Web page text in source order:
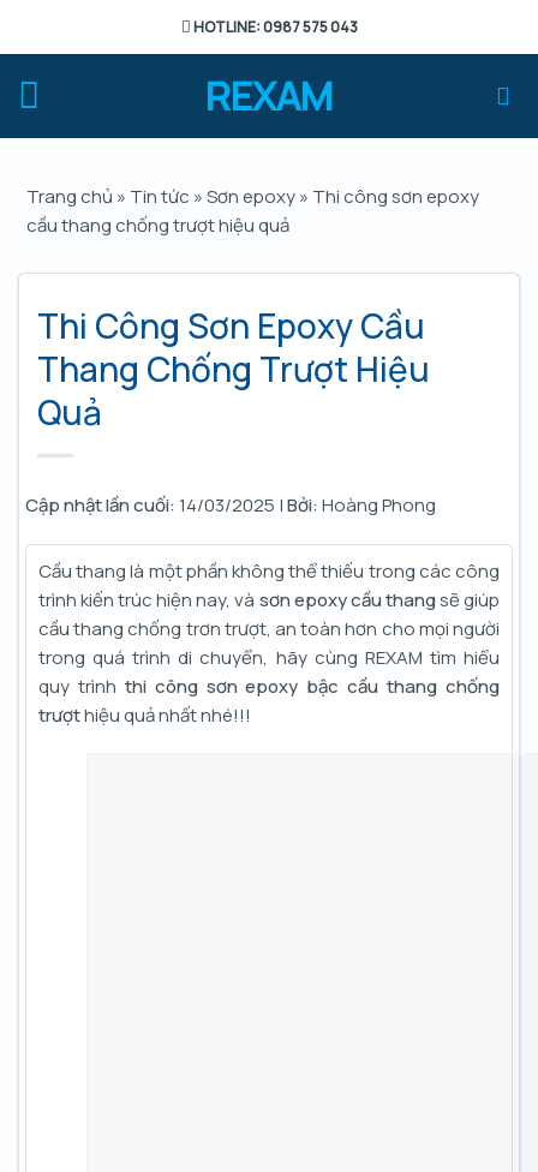
HOTLINE: 0987 575 043
REXAM
Trang chủ » Tin tức »Sơn epoxy» Thi công sơn epoxy
cầu thang chống trượt hiệu quả
Thi Công Sơn Epoxy Cầu
Thang Chống Trượt Hiệu
Quả
Cập nhật lần cuối:14/03/2025 |Bởi:Hoàng Phong
Cầu thang là một phần không thể thiếu trong các công
trình kiến trúc hiện nay, và sơn epoxy cầu thangsẽ giúp
cầu thang chống trơn trượt, an toàn hơn cho mọi người
trong quá trình di chuyển, hãy cùng REXAM tìm hiểu
quy trình thi công sơn epoxy bậc cầu thang chống
trượthiệu quả nhất nhé!!!